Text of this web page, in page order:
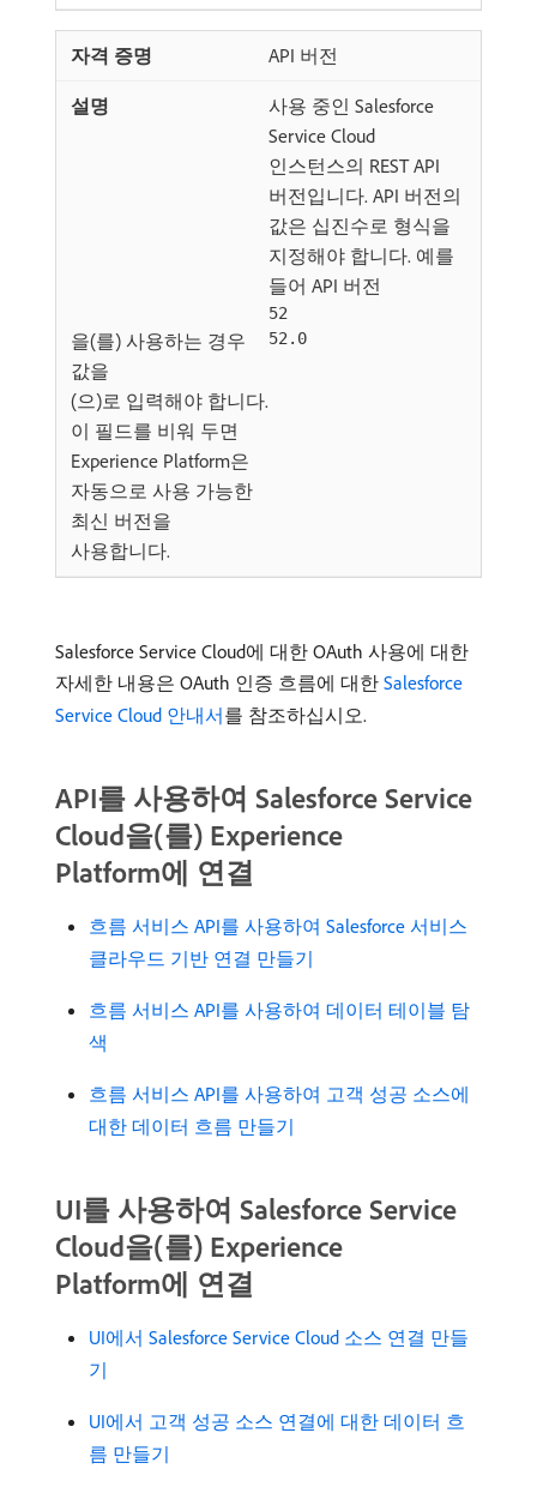
API 버전
사용 중인 Salesforce
Service Cloud
인스턴스의 REST API
버전입니다. API 버전의
값은 십진수로 형식을
지정해야 합니다. 예를
들어 API 버전
52
을(를) 사용하는 경우
값을
52.0
(으)로 입력해야 합니다.
이 필드를 비워 두면
Experience Platform은
자동으로 사용 가능한
최신 버전을
사용합니다.
Salesforce Service Cloud에 대한 OAuth 사용에 대한
자세한 내용은 OAuth 인증 흐름에 대한 Salesforce
Service Cloud 안내서를 참조하십시오.
API를 사용하여 Salesforce Service
Cloud을(를) Experience
Platform에 연결
흐름 서비스 API를 사용하여 Salesforce 서비스
클라우드 기반 연결 만들기
흐름 서비스 API를 사용하여 데이터 테이블 탐
색
흐름 서비스 API를 사용하여 고객 성공 소스에
대한 데이터 흐름 만들기
UI를 사용하여 Salesforce Service
Cloud을(를) Experience
Platform에 연결
UI에서 Salesforce Service Cloud 소스 연결 만들
기
UI에서 고객 성공 소스 연결에 대한 데이터 흐
름 만들기